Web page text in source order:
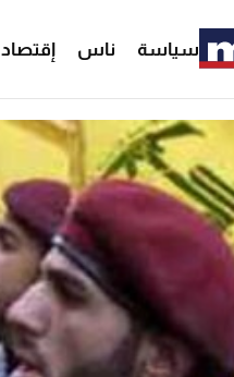
سياسة ناس إقتصاد